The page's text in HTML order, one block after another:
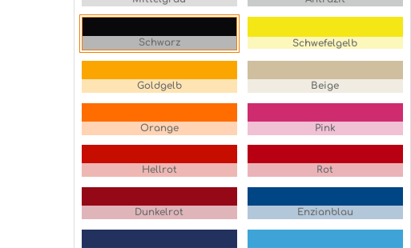
Schwarz Schwefelgelb
Goldgelb Beige
Orange Pink
Hellrot Rot
Dunkelrot Enzianblau